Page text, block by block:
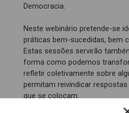
Democracia.
Neste webinário pretende-se
práticas bem-sucedidas, bem
Estas sessões servirão
forma como podemos
refletir coletivamente sobre
permitam reivindicar
que se colocam.